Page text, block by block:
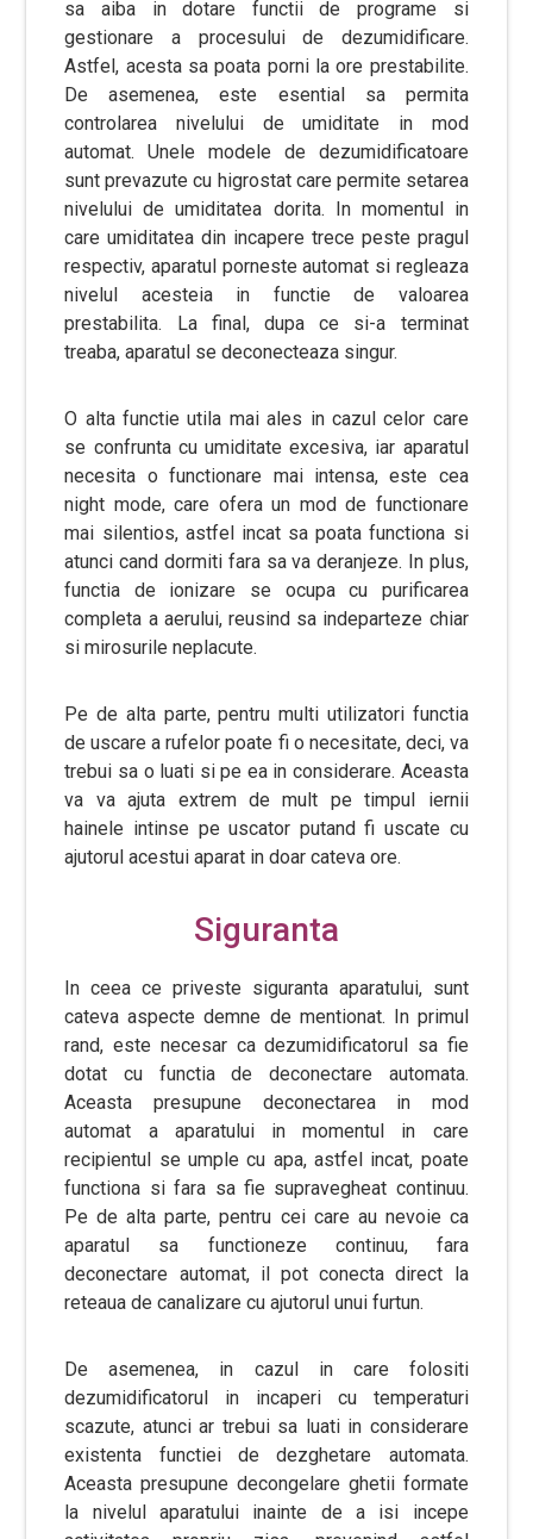
sa aiba in dotare functii de programe si
gestionare a procesului de dezumidificare.
Astfel, acesta sa poata porni la ore prestabilite.
De asemenea, este esential sa permita
controlarea nivelului de umiditate in mod
automat. Unele modele de dezumidificatoare
sunt prevazute cu higrostat care permite setarea
nivelului de umiditatea dorita. In momentul in
care umiditatea din incapere trece peste pragul
respectiv, aparatul porneste automat si regleaza
nivelul acesteia in functie de valoarea
prestabilita. La final, dupa ce si-a terminat
treaba, aparatul se deconecteaza singur.
O alta functie utila mai ales in cazul celor care
se confrunta cu umiditate excesiva, iar aparatul
necesita o functionare mai intensa, este cea
night mode, care ofera un mod de functionare
mai silentios, astfel incat sa poata functiona si
atunci cand dormiti fara sa va deranjeze. In plus,
functia de ionizare se ocupa cu purificarea
completa a aerului, reusind sa indeparteze chiar
si mirosurile neplacute.
Pe de alta parte, pentru multi utilizatori functia
de uscare a rufelor poate fi o necesitate, deci, va
trebui sa o luati si pe ea in considerare. Aceasta
va va ajuta extrem de mult pe timpul iernii
hainele intinse pe uscator putand fi uscate cu
ajutorul acestui aparat in doar cateva ore.
Siguranta
In ceea ce priveste siguranta aparatului, sunt
cateva aspecte demne de mentionat. In primul
rand, este necesar ca dezumidificatorul sa fie
dotat cu functia de deconectare automata.
Aceasta presupune deconectarea in mod
automat a aparatului in momentul in care
recipientul se umple cu apa, astfel incat, poate
functiona si fara sa fie supravegheat continuu.
Pe de alta parte, pentru cei care au nevoie ca
aparatul sa functioneze continuu, fara
deconectare automat, il pot conecta direct la
reteaua de canalizare cu ajutorul unui furtun.
De asemenea, in cazul in care folositi
dezumidificatorul in incaperi cu temperaturi
scazute, atunci ar trebui sa luati in considerare
existenta functiei de dezghetare automata.
Aceasta presupune decongelare ghetii formate
la nivelul aparatului inainte de a isi incepe